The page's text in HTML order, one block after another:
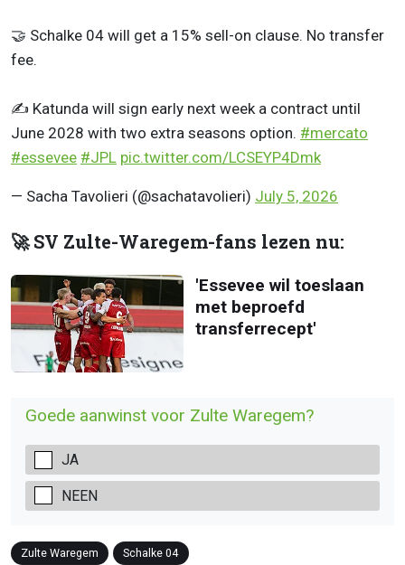
🤝 Schalke 04 will get a 15% sell-on clause. No transfer
fee.
✍️ Katunda will sign early next week a contract until
June 2028 with two extra seasons option. #mercato
#essevee #JPL pic.twitter.com/LCSEYP4Dmk
— Sacha Tavolieri (@sachatavolieri) July 5, 2026
🚀 SV Zulte-Waregem-fans lezen nu:
'Essevee wil toeslaan
met beproefd
transferrecept'
Goede aanwinst voor Zulte Waregem?
JA
NEEN
Zulte Waregem Schalke 04